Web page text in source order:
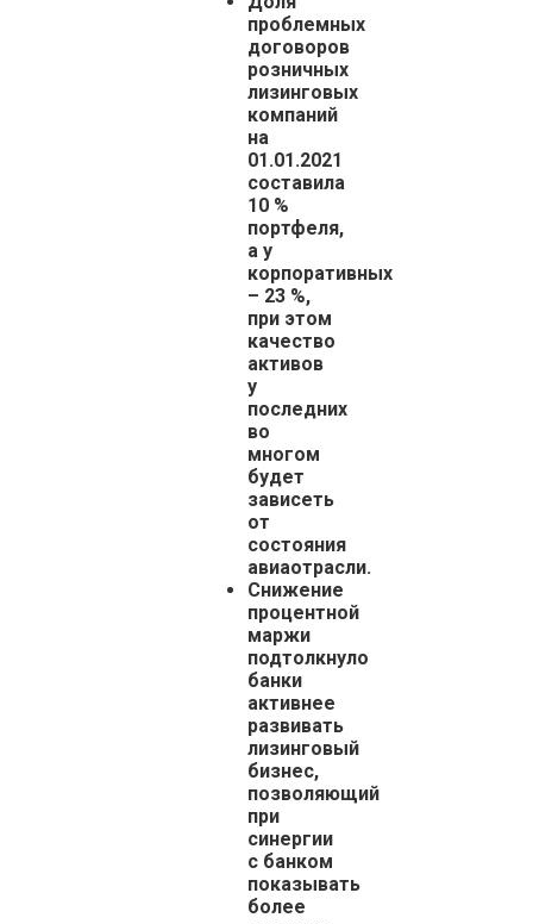
проблемных
договоров
розничных
лизинговых
компаний
на
01.01.2021
составила
10 %
портфеля,
а у
корпоративных
– 23 %,
при этом
качество
активов
у
последних
во
многом
будет
зависеть
от
состояния
авиаотрасли.
Снижение
процентной
маржи
подтолкнуло
банки
активнее
развивать
лизинговый
бизнес,
позволяющий
при
синергии
с банком
показывать
более